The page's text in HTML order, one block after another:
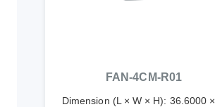
FAN-4CM-R01
Dimension (L × W × H): 36.6000 ×